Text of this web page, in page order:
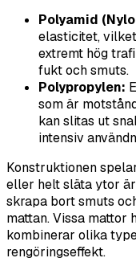
Polyamid
elasticitet,
extremt hög
fukt och smuts.
Polypropylen:
som är
kan slitas ut
intensiv
Konstruktionen
eller helt släta ytor
skrapa bort smuts
mattan. Vissa
kombinerar olika
rengöringseffekt.